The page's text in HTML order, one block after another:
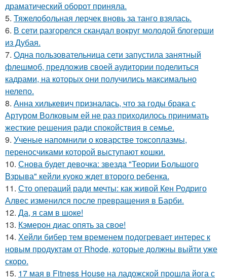
драматический оборот приняла.
5. Тяжелобольная лерчек вновь за танго взялась.
6. В сети разгорелся скандал вокруг молодой блогерши
из Дубая.
7. Одна пользовательница сети запустила занятный
флешмоб, предложив своей аудитории поделиться
кадрами, на которых они получились максимально
нелепо.
8. Анна хилькевич призналась, что за годы брака с
Артуром Волковым ей не раз приходилось принимать
жесткие решения ради спокойствия в семье.
9. Ученые напомнили о коварстве токсоплазмы,
переносчиками которой выступают кошки.
10. Снова будет девочка: звезда "Теории Большого
Взрыва" кейли куоко ждет второго ребенка.
11. Сто операций ради мечты: как живой Кен Родриго
Алвес изменился после превращения в Барби.
12. Да, я сам в шоке!
13. Кэмерон диас опять за свое!
14. Хейли бибер тем временем подогревает интерес к
новым продуктам от Rhode, которые должны выйти уже
скоро.
15. 17 мая в Fitness House на ладожской прошла йога с